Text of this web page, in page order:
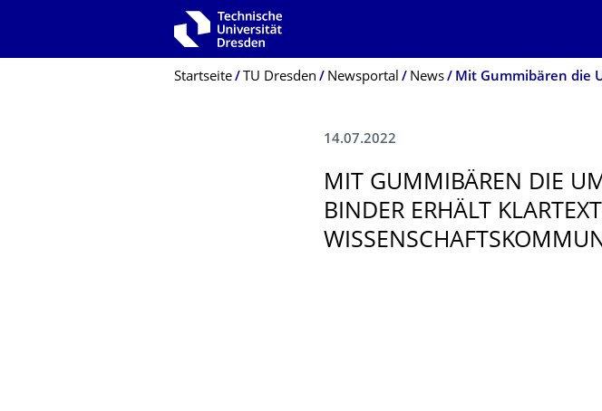
Zur Hauptnavigation springen
Breadcrumb-Menü
Startseite TU Dresden Newsportal News
14.07.2022
MIT GUMMIBÄREN DIE
BINDER ERHÄLT